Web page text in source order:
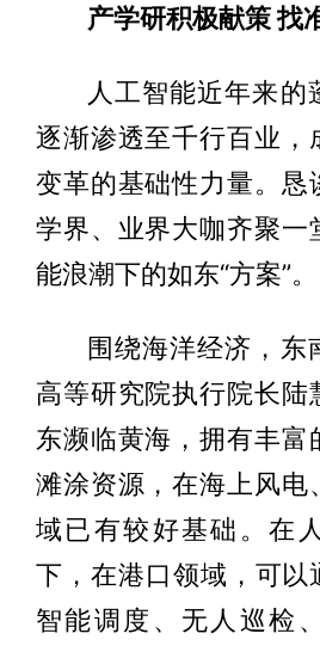
产学研积极献策 找
人工智能近年来的
逐渐渗透至千行百业，
变革的基础性力量。恳
学界、业界大咖齐聚一
能浪潮下的如东“方案”。
围绕海洋经济，东
高等研究院执行院长陆
东濒临黄海，拥有丰富
滩涂资源，在海上风电
域已有较好基础。在
下，在港口领域，可以
智能调度、无人巡检